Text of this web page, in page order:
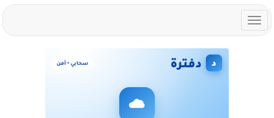
Toggle
navigation